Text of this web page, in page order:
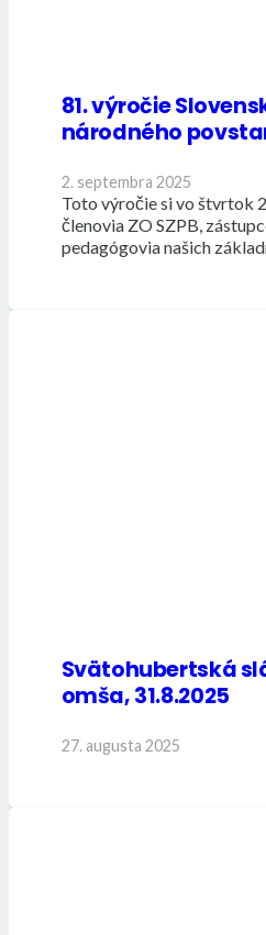
81. výročie
národného
2. septembra 2025
Toto výročie si vo štvrtok
členovia ZO SZPB,
pedagógovia našich
Svätohubertská
omša, 31.8.2025
27. augusta 2025